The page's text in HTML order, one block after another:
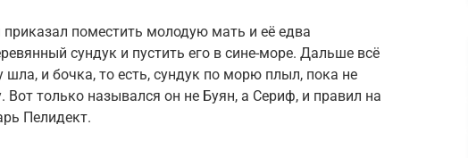
поместить молодую мать и её едва
сундук и пустить его в сине-море. Дальше всё
и бочка, то есть, сундук по морю плыл, пока не
Вот только назывался он не Буян, а Сериф, и правил на
Пелидект.